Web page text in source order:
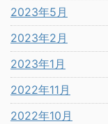
2023年5月
2023年2月
2023年1月
2022年11月
2022年10月